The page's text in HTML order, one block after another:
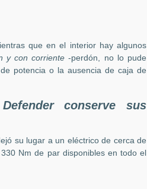
que en el interior hay algunos
y con corriente -perdón, no lo pude
potencia o la ausencia de caja de
conserve sus
su lugar a un eléctrico de cerca de
Nm de par disponibles en todo el